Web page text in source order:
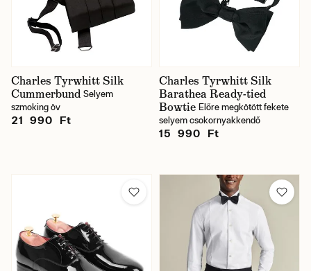
Charles Tyrwhitt Silk
Cummerbund Selyem
szmoking öv
21 990 Ft
Charles Tyrwhitt Silk
Barathea Ready-tied
Bowtie Előre megkötött fekete
selyem csokornyakkendő
15 990 Ft